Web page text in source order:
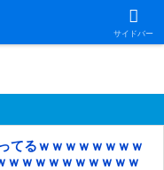
サイドバー
てるｗｗｗｗｗｗｗｗ
ｗｗｗｗｗｗｗｗｗｗ